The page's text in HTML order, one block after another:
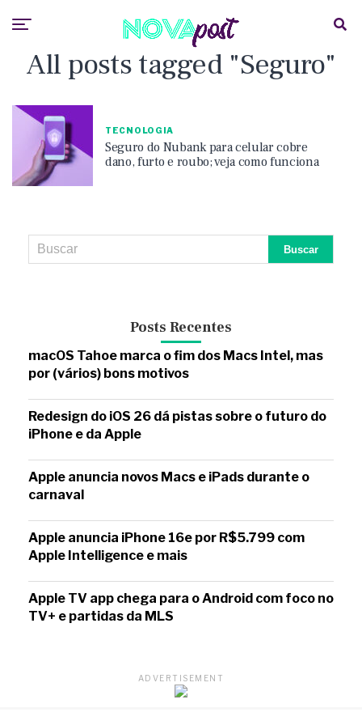
All posts tagged "Seguro"
TECNOLOGIA
Seguro do Nubank para celular cobre
dano, furto e roubo; veja como funciona
Posts Recentes
macOS Tahoe marca o fim dos Macs Intel, mas
por (vários) bons motivos
Redesign do iOS 26 dá pistas sobre o futuro do
iPhone e da Apple
Apple anuncia novos Macs e iPads durante o
carnaval
Apple anuncia iPhone 16e por R$5.799 com
Apple Intelligence e mais
Apple TV app chega para o Android com foco no
TV+ e partidas da MLS
ADVERTISEMENT